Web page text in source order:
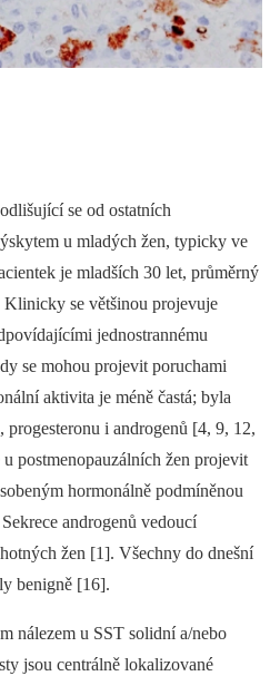
se od ostatních
u mladých žen, typicky ve
je mladších 30 let, průměrný
se většinou projevuje
jednostrannému
se mohou projevit poruchami
aktivita je méně častá; byla
progesteronu i androgenů [4, 9, 12,
postmenopauzálních žen projevit
hormonálně podmíněnou
androgenů vedoucí
žen [1]. Všechny do dnešní
benigně [16].
nálezem u SST solidní a/nebo
jsou centrálně lokalizované